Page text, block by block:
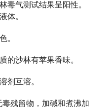
毒气测试结果呈阳性。
体。
。
的沙林有苹果香味。
剂互溶。
残留物，加碱和煮沸加